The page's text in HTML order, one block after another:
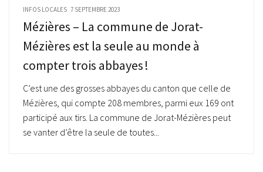
INFOS LOCALES 7 SEPTEMBRE 2023
Mézières – La commune de Jorat-
Mézières est la seule au monde à
compter trois abbayes !
C’est une des grosses abbayes du canton que celle de
Mézières, qui compte 208 membres, parmi eux 169 ont
participé aux tirs. La commune de Jorat-Mézières peut
se vanter d’être la seule de toutes...